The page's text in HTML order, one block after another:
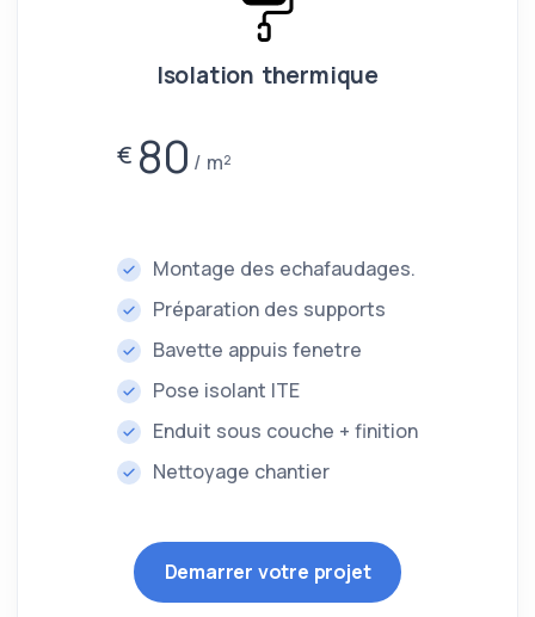
Isolation thermique
€ 80 m²
Montage des echafaudages.
Préparation des supports
Bavette appuis fenetre
Pose isolant ITE
Enduit sous couche + finition
Nettoyage chantier
Demarrer votre projet